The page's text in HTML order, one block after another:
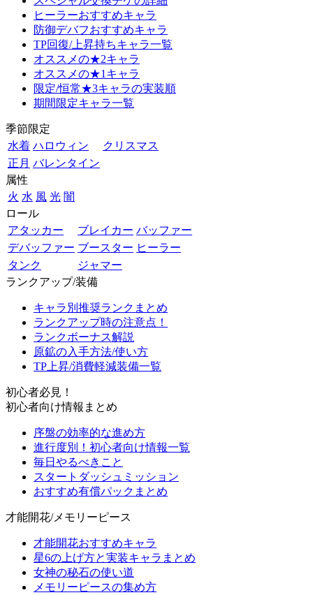
ヒーラーおすすめキャラ
防御デバフおすすめキャラ
TP回復/上昇持ちキャラ一覧
オススメの★2キャラ
オススメの★1キャラ
限定/恒常★3キャラの実装順
期間限定キャラ一覧
季節限定
水着 ハロウィン
クリスマス
正月 バレンタイン
属性
火 水 風 光 闇
ロール
アタッカー
ブレイカー バッファー
デバッファー ブースター ヒーラー
タンク
ジャマー
ランクアップ/装備
キャラ別推奨ランクまとめ
ランクアップ時の注意点！
ランクボーナス解説
原鉱の入手方法/使い方
TP上昇/消費軽減装備一覧
初心者必見！
初心者向け情報まとめ
序盤の効率的な進め方
進行度別！初心者向け情報一覧
毎日やるべきこと
スタートダッシュミッション
おすすめ有償パックまとめ
才能開花/メモリーピース
才能開花おすすめキャラ
星6の上げ方と実装キャラまとめ
女神の秘石の使い道
メモリーピースの集め方